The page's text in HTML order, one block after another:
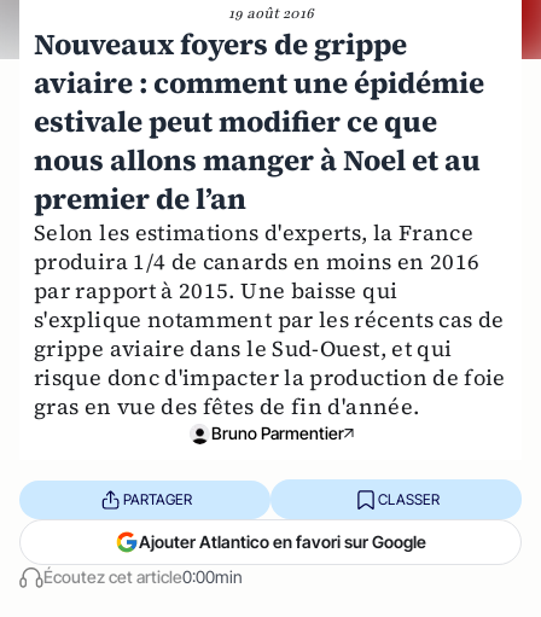
19 août 2016
Nouveaux foyers de grippe
aviaire : comment une épidémie
estivale peut modifier ce que
nous allons manger à Noel et au
premier de l’an
Selon les estimations d'experts, la France
produira 1/4 de canards en moins en 2016
par rapport à 2015. Une baisse qui
s'explique notamment par les récents cas de
grippe aviaire dans le Sud-Ouest, et qui
risque donc d'impacter la production de foie
gras en vue des fêtes de fin d'année.
Bruno Parmentier
Écoutez cet article0:00min
PARTAGER CLASSER
Ajouter Atlantico en favori sur Google